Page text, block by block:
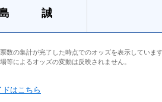
島 誠
数の集計が完了した時点でのオッズを表示していま
等によるオッズの変動は反映されません。
はこちら